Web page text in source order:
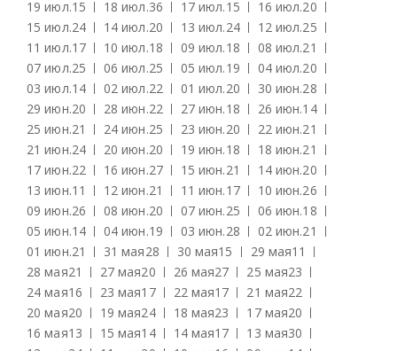
19 июл.15 18 июл.36 17 июл.15 16 июл.20
15 июл.24 14 июл.20 13 июл.24 12 июл.25
11 июл.17 10 июл.18 09 июл.18 08 июл.21
07 июл.25 06 июл.25 05 июл.19 04 июл.20
03 июл.14 02 июл.22 01 июл.20 30 июн.28
29 июн.20 28 июн.22 27 июн.18 26 июн.14
25 июн.21 24 июн.25 23 июн.20 22 июн.21
21 июн.24 20 июн.20 19 июн.18 18 июн.21
17 июн.22 16 июн.27 15 июн.21 14 июн.20
13 июн.11 12 июн.21 11 июн.17 10 июн.26
09 июн.26 08 июн.20 07 июн.25 06 июн.18
05 июн.14 04 июн.19 03 июн.28 02 июн.21
01 июн.21 31 мая28 30 мая15 29 мая11
28 мая21 27 мая20 26 мая27 25 мая23
24 мая16 23 мая17 22 мая17 21 мая22
20 мая20 19 мая24 18 мая23 17 мая20
16 мая13 15 мая14 14 мая17 13 мая30